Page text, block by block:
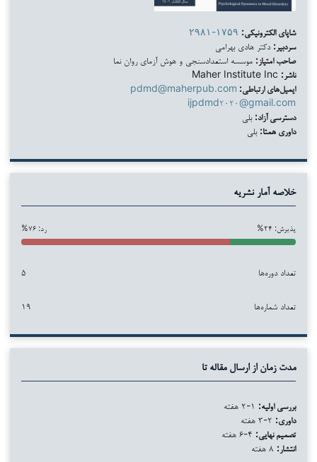
شاپای الکترونیکی: ۲۹۸۱-۱۷۵۹
سردبیر: دکتر هادی بهرامی
صاحب امتیاز: موسسه استعدادسنجی و هوش آزمای روان نما
ناشر:
ایمیل‌های ارتباطی: pdmd@maherpub.com
ijpdmd۲۰۲۰@gmail.com
دسترسی آزاد: بلی
داوری همتا: بلی
خلاصه آمار نشریه
پذیرش: ۲۴% رد: ۷۶%
تعداد دوره‌ها ۵
تعداد شماره‌ها ۱۹
مدت زمان از ارسال مقاله تا
بررسی اولیه:
داوری:
تصمیم نهایی:
انتشار: